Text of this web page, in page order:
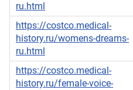
ru.html
https://costco.medical-
history.ru/womens-dreams-
ru.html
https://costco.medical-
history.ru/female-voice-